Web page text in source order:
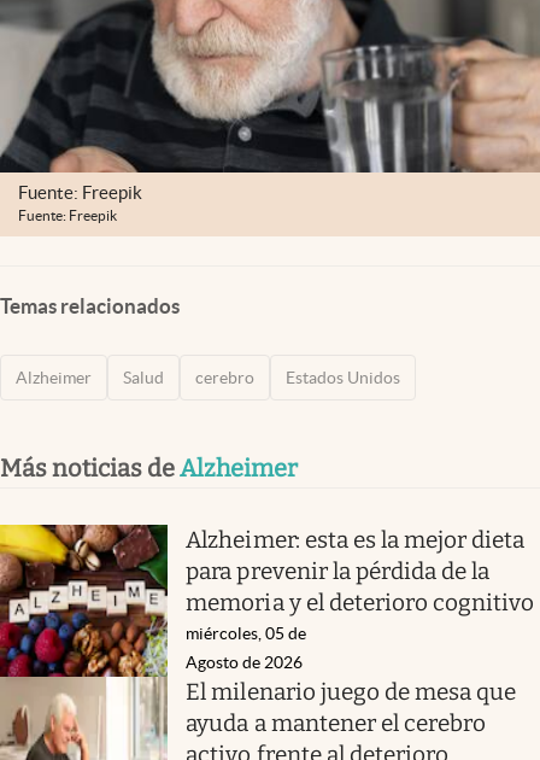
Fuente: Freepik
Fuente: Freepik
Temas relacionados
Alzheimer Salud cerebro Estados Unidos
Más noticias deAlzheimer
Alzheimer: esta es la mejor dieta
para prevenir la pérdida de la
memoria y el deterioro cognitivo
miércoles, 05 de
Agosto de 2026
El milenario juego de mesa que
ayuda a mantener el cerebro
activo frente al deterioro